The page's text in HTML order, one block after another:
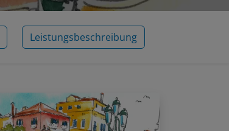
Leistungsbeschreibung